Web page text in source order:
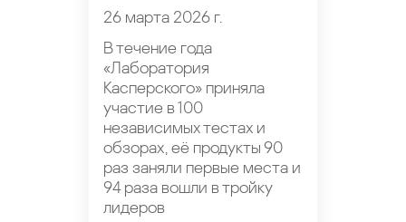
26 марта 2026 г.
В течение года
«Лаборатория
Касперского» приняла
участие в 100
независимых тестах и
обзорах, её продукты 90
раз заняли первые места и
94 раза вошли в тройку
лидеров